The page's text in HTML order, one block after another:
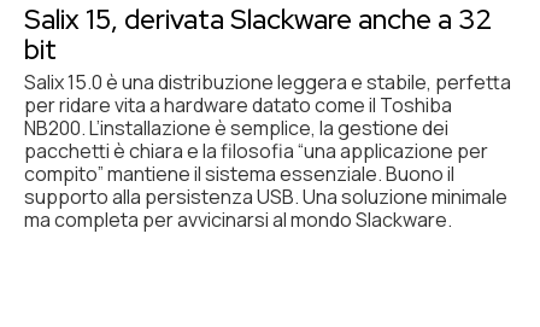
Salix 15, derivata Slackware anche a 32
bit
Salix 15.0 è una distribuzione leggera e stabile, perfetta
per ridare vita a hardware datato come il Toshiba
NB200. L’installazione è semplice, la gestione dei
pacchetti è chiara e la filosofia “una applicazione per
compito” mantiene il sistema essenziale. Buono il
supporto alla persistenza USB. Una soluzione minimale
ma completa per avvicinarsi al mondo Slackware.